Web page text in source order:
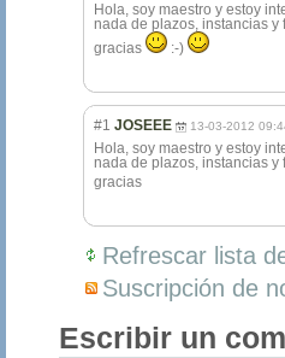
Hola, soy maestro y estoy
nada de plazos, instancias
gracias
:-)
#1 JOSEEE 13-03-2012
Hola, soy maestro y estoy
nada de plazos, instancias
gracias
Refrescar lista
Suscripción de
Escribir un